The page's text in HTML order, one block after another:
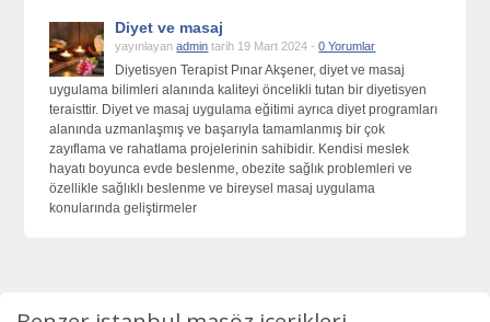
Diyet ve masaj
yayınlayanadmin tarih 19 Mart 2024 -0 Yorumlar
Diyetisyen Terapist Pınar Akşener, diyet ve masaj
uygulama bilimleri alanında kaliteyi öncelikli tutan bir diyetisyen
teraisttir. Diyet ve masaj uygulama eğitimi ayrıca diyet programları
alanında uzmanlaşmış ve başarıyla tamamlanmış bir çok
zayıflama ve rahatlama projelerinin sahibidir. Kendisi meslek
hayatı boyunca evde beslenme, obezite sağlık problemleri ve
özellikle sağlıklı beslenme ve bireysel masaj uygulama
konularında geliştirmeler